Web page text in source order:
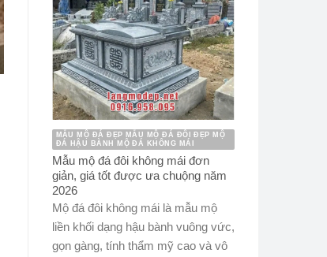
MẪU MỘ ĐÁ ĐẸP MẪU MỘ ĐÁ ĐÔI ĐẸP MỘ
ĐÁ HẬU BÀNH MỘ ĐÁ KHÔNG MÁI
Mẫu mộ đá đôi không mái đơn
giản, giá tốt được ưa chuộng năm
2026
Mộ đá đôi không mái là mẫu mộ
liền khối dạng hậu bành vuông vức,
gọn gàng, tính thẩm mỹ cao và vô